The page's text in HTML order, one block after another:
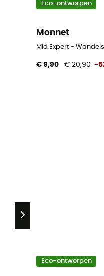
Eco-ontworpen
Monnet
Mid Expert -
€ 9,90 € 20,90 -
Eco-ontworpen